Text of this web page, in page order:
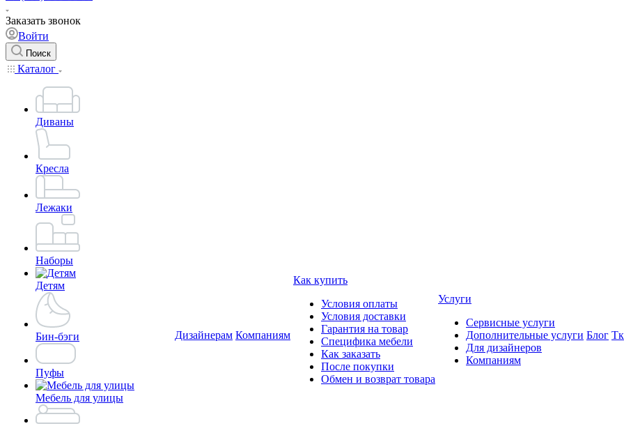
Заказать звонок
Войти
Поиск
Каталог
Диваны
Кресла
Лежаки
Наборы
Детям
Бин-бэги
Пуфы
Мебель для улицы
Дизайнерам Компаниям
Как купить
Условия оплаты
Условия доставки
Гарантия на товар
Специфика мебели
Как заказать
После покупки
Обмен и возврат товара
Услуги
Сервисные услуги
Дополнительные услуги
Для дизайнеров
Компаниям
Блог